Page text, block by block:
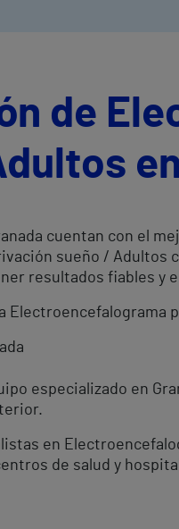
de
cuentan con el
sueño / Adultos
resultados fiables y
Electroencefalograma
especializado en
en
de salud y